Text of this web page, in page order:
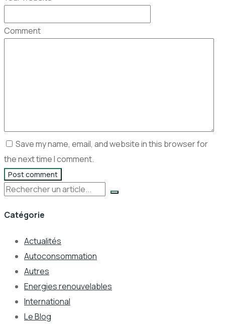
Comment
Save my name, email, and website in this browser for
the next time I comment.
Post comment
Rechercher
Catégorie
Actualités
Autoconsommation
Autres
Energies renouvelables
International
Le Blog